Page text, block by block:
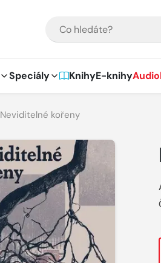
Speciály KnihyE-knihy
Neviditelné kořeny